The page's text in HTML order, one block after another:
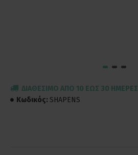
ΔΙΑΘΈΣΙΜΟ ΑΠΌ 10 ΈΩΣ 30 ΗΜΈΡΕΣ
Κωδικός: SHAPENS